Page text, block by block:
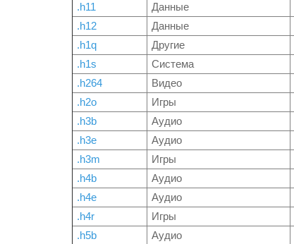
.h11
Данные
.h12
Данные
.h1q
Другие
.h1s
Система
.h264
Видео
.h2o
Игры
.h3b
Аудио
.h3e
Аудио
.h3m
Игры
.h4b
Аудио
.h4e
Аудио
.h4r
Игры
.h5b
Аудио